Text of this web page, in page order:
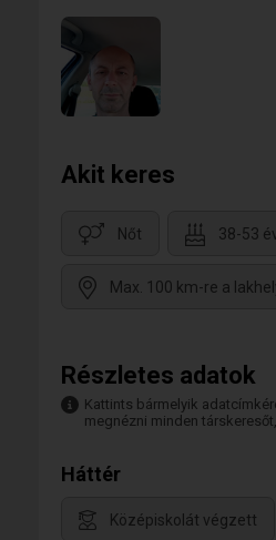
Akit keres
Nőt 38-53
Max. 100 km-re a
Részletes adatok
Kattints bármelyik
megnézni minden
Háttér
Középiskolát végzett